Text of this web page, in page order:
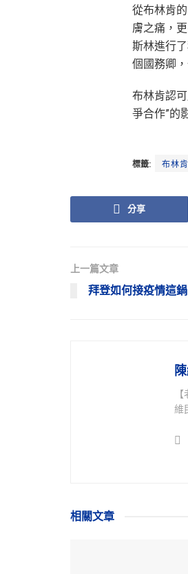
從布林肯
膚之痛，
斯林進行
個國務卿
布林肯認
爭合作”的
標籤: 布林肯
分享
上一篇文章
拜登如何接疫情這鍋
維
相關文章